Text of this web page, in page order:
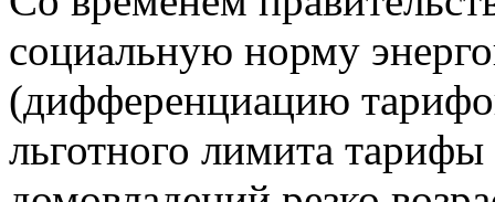
социальную норму
(дифференциацию
льготного лимита